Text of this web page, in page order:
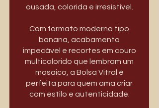
ousada, colorida e irresistível.
Com formato moderno tipo
banana, acabamento
impecável e recortes em couro
multicolorido que lembram um
mosaico, a Bolsa Vitral é
perfeita para quem ama criar
com estilo e autenticidade.